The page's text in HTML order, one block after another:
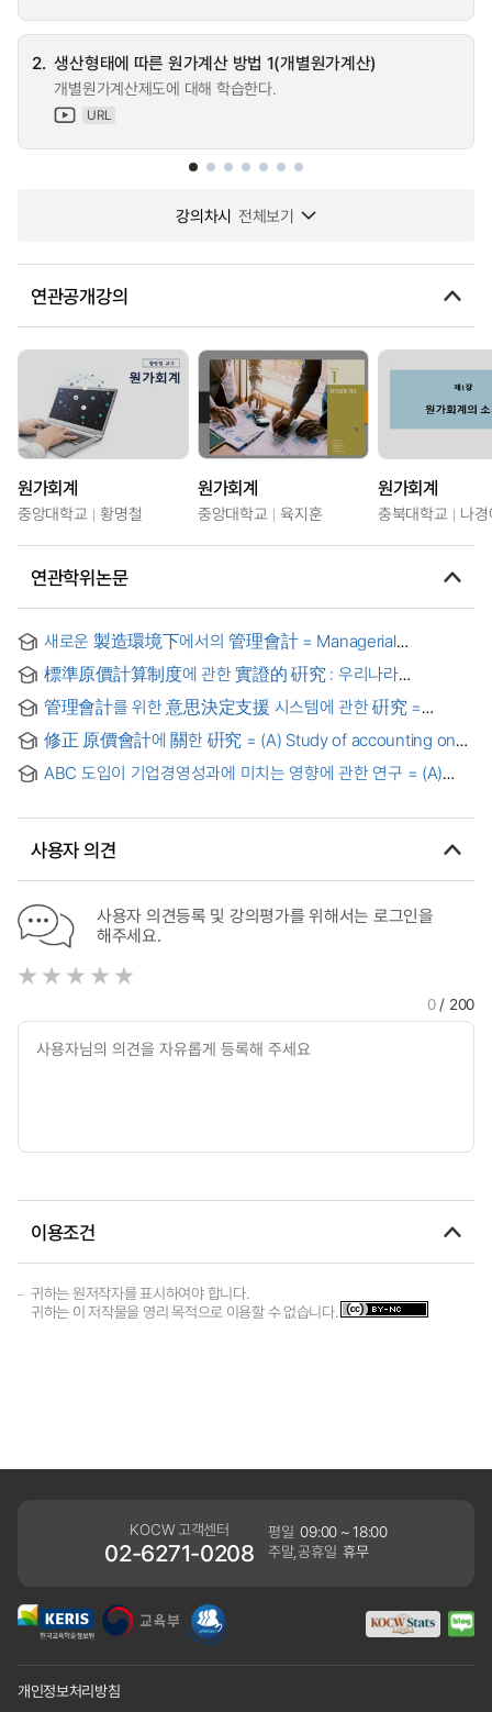
2. 생산형태에 따른 원가계산 방법 1(개별원가계산)
개별원가계산제도에 대해 학습한다.
URL
강의차시 전체보기
연관공개강의
원가회계
중앙대학교 황명철
원가회계
중앙대학교 육지훈
원가회계
충북대학교 나
연관학위논문
새로운 製造環境下에서의 管理會計 = Managerial
Accounting under New Manufacturing Environment
標準原價計算制度에 관한 實證的 硏究 : 우리나라
飼料業界를 中心으로 = (An) Empirical Research of
Standard Cost Accounting System
管理會計를 위한 意思決定支援 시스템에 관한 硏究 =
(A)Study on the decision support systems for
management accounting
修正 原價會計에 關한 硏究 = (A) Study of accounting on
ABC 도입이 기업경영성과에 미치는 영향에 관한 연구 = (A)
사용자 의견
사용자 의견등록 및 강의평가를 위해서는 로그인을
해주세요.
0/ 200
이용조건
귀하는 원저작자를 표시하여야 합니다.
귀하는 이 저작물을 영리 목적으로 이용할 수 없습니다.
KOCW 고객센터
02-6271-0208
평일 09:00 ~ 18:00
주말,공휴일 휴무
개인정보처리방침